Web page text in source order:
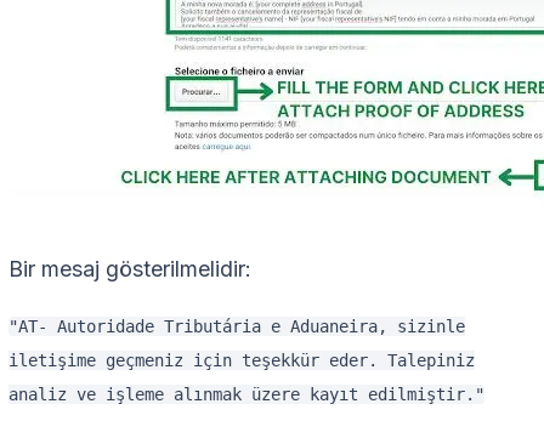
Bir mesaj gösterilmelidir:
"AT- Autoridade Tributária e Aduaneira, sizinle
iletişime geçmeniz için teşekkür eder. Talepiniz
analiz ve işleme alınmak üzere kayıt edilmiştir."